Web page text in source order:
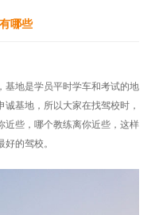
哪些
基地是学员平时学车和考试的地
基地，所以大家在找驾校时，
近些，哪个教练离你近些，这样
的驾校。